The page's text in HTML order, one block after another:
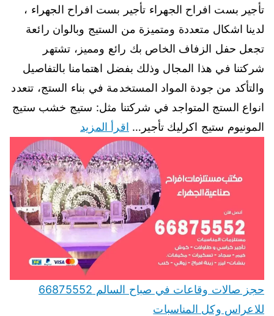
تأجير بست افراح الجهراء تأجير بست افراح الجهراء ،
لدينا اشكال متعددة ومتميزة من الستيج وبالوان رائعة
تجعل حفل الزفاف الخاص بك رائع ومميز، تشتهر
شركتنا في هذا المجال وذلك بفضل اهتمامنا بالتفاصيل
والتأكد من جودة المواد المستخدمة في بناء الستج، تتعدد
انواع الستج المتواجد في شركتنا مثل: ستيج خشب ستيج
المونيوم ستيج اكرليك تأجير… اقرأ المزيد
حجز صالات وقاعات في صباح السالم 66875552
للاعراس وكل المناسبات